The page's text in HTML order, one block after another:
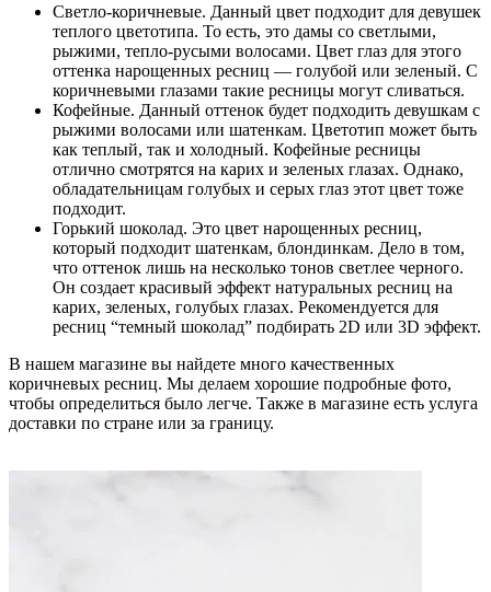
Светло-коричневые. Данный цвет подходит для девушек
теплого цветотипа. То есть, это дамы со светлыми,
рыжими, тепло-русыми волосами. Цвет глаз для этого
оттенка нарощенных ресниц — голубой или зеленый. С
коричневыми глазами такие ресницы могут сливаться.
Кофейные. Данный оттенок будет подходить девушкам с
рыжими волосами или шатенкам. Цветотип может быть
как теплый, так и холодный. Кофейные ресницы
отлично смотрятся на карих и зеленых глазах. Однако,
обладательницам голубых и серых глаз этот цвет тоже
подходит.
Горький шоколад. Это цвет нарощенных ресниц,
который подходит шатенкам, блондинкам. Дело в том,
что оттенок лишь на несколько тонов светлее черного.
Он создает красивый эффект натуральных ресниц на
карих, зеленых, голубых глазах. Рекомендуется для
ресниц “темный шоколад” подбирать 2D или 3D эффект.
В нашем магазине вы найдете много качественных
коричневых ресниц. Мы делаем хорошие подробные фото,
чтобы определиться было легче. Также в магазине есть услуга
доставки по стране или за границу.